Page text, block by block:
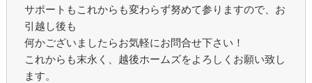
サポートもこれからも変わらず努めて参りますので、お
引越し後も
何かございましたらお気軽にお問合せ下さい！
これからも末永く、越後ホームズをよろしくお願い致し
ます。